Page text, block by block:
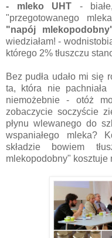
- mleko UHT -
"przegotowanego
"napój
wiedziałam! -
którego 2% tłuszczu
Bez pudła udało mi się
ta, która nie pachniała
niemożebnie - otóż
zobaczycie soczyście
płynu wlewanego do
wspaniałego mleka?
składzie bowiem
mlekopodobny" kosztuje